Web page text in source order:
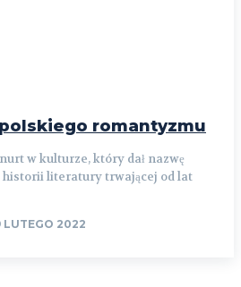
romantyzmu
w kulturze, który dał nazwę
historii literatury trwającej od lat
LUTEGO 2022